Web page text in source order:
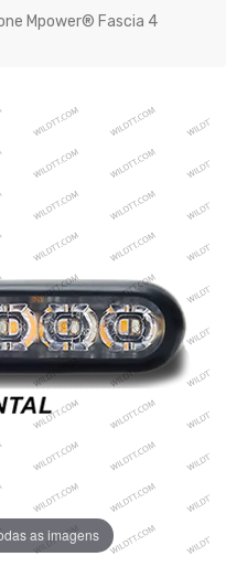
Mpower® Fascia 4
as imagens